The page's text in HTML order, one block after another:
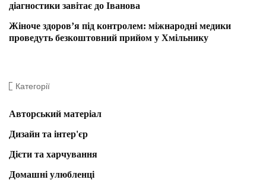
діагностики завітає до Іванова
Жіноче здоров’я під контролем: міжнародні медики
проведуть безкоштовний прийом у Хмільнику
Категорії
Авторський матеріал
Дизайн та інтер'єр
Дієти та харчування
Домашні улюбленці